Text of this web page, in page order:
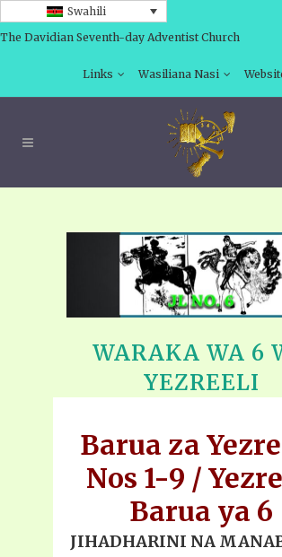
Swahili
The Davidian Seventh-day Adventist Church
Links Wasiliana Nasi
WARAKA WA 6
YEZREELI
Barua za
Nos 1-9 /
Barua ya 6
JIHADHARINI NA